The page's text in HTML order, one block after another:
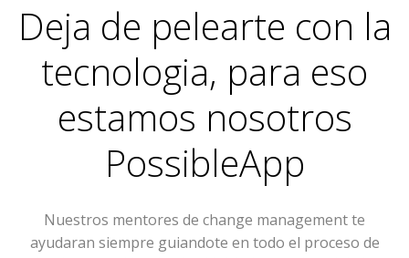
Deja de pelearte con la
tecnologia, para eso
estamos nosotros
PossibleApp
Nuestros mentores de change management te
ayudaran siempre guiandote en todo el proceso de